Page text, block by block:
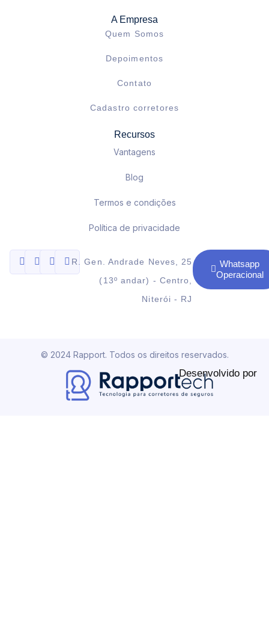
A Empresa
Quem Somos
Depoimentos
Contato
Cadastro corretores
Recursos
Vantagens
Blog
Termos e condições
Política de privacidade
R. Gen. Andrade Neves, 25
(13º andar) - Centro,
Niterói - RJ
Whatsapp
Operacional
© 2024 Rapport. Todos os direitos reservados.
Desenvolvido por